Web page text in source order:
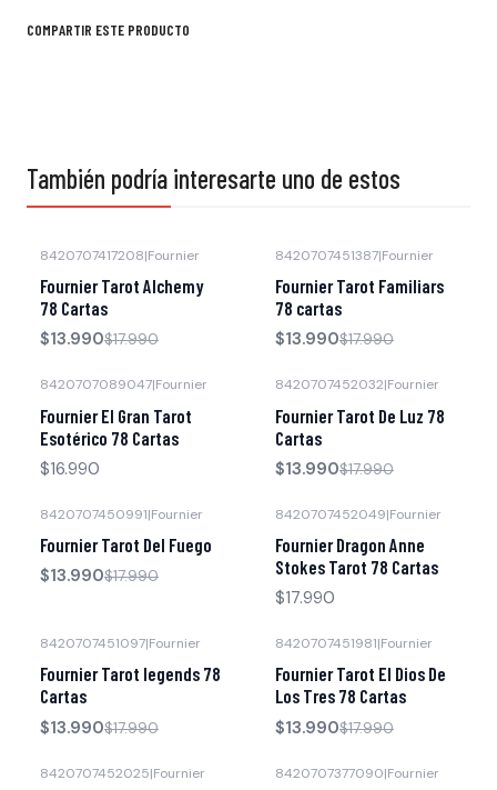
COMPARTIR ESTE PRODUCTO
También podría interesarte uno de estos
8420707417208|Fournier
Fournier Tarot Alchemy
78 Cartas
$13.990$17.990
8420707451387|Fournier
Fournier Tarot Familiars
78 cartas
$13.990$17.990
8420707089047|Fournier
Fournier El Gran Tarot
Esotérico 78 Cartas
$16.990
8420707452032|Fournier
Fournier Tarot De Luz 78
Cartas
$13.990$17.990
8420707450991|Fournier
Fournier Tarot Del Fuego
$13.990$17.990
8420707452049|Fournier
Fournier Dragon Anne
Stokes Tarot 78 Cartas
$17.990
8420707451097|Fournier
Fournier Tarot legends 78
Cartas
$13.990$17.990
8420707451981|Fournier
Fournier Tarot El Dios De
Los Tres 78 Cartas
$13.990$17.990
8420707452025|Fournier 8420707377090|Fournier